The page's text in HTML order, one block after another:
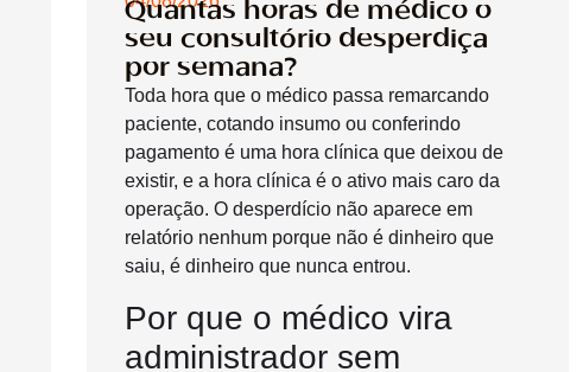
Quantas horas de médico o
seu consultório desperdiça
por semana?
Toda hora que o médico passa remarcando
paciente, cotando insumo ou conferindo
pagamento é uma hora clínica que deixou de
existir, e a hora clínica é o ativo mais caro da
operação. O desperdício não aparece em
relatório nenhum porque não é dinheiro que
saiu, é dinheiro que nunca entrou.
Por que o médico vira
administrador sem